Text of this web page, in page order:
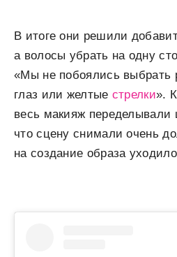
В итоге они решили
а волосы убрать на одну
«Мы не побоялись выбрать
глаз или желтые стрелки».
весь макияж переделывали
что сцену снимали очень
на создание образа